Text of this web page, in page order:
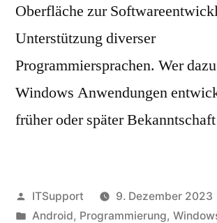
Oberfläche zur
Unterstützung diverser
Programmiersprachen. Wer
Windows Anwendungen
früher oder später
Veröffentlicht
von
ITSupport
9. Dezember 2023
Veröffentlicht
Android, Programmierung,